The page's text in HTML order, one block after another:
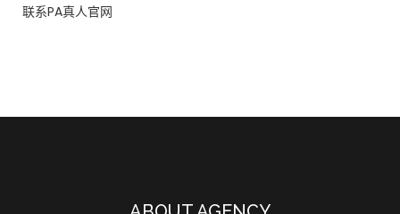
联系PA真人官网